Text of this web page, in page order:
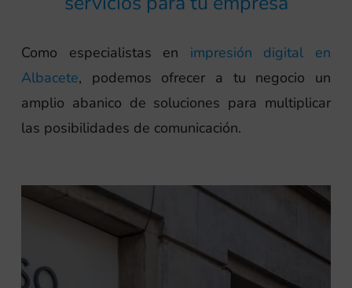
Como especialistas en impresión digital en
Albacete, podemos ofrecer a tu negocio un
amplio abanico de soluciones para multiplicar
las posibilidades de comunicación.